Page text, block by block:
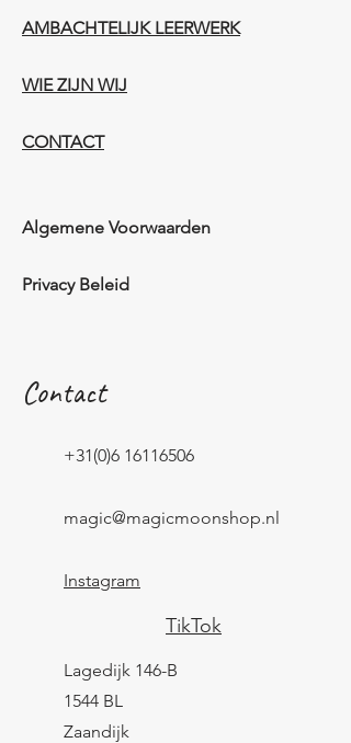
AMBACHTELIJK LEERWERK​
WIE ZIJN WIJ​​
CONTACT
Algemene Voorwaarden
Privacy Beleid
Contact
+31(0)6 16116506
magic@magicmoonshop.nl
Instagram
TikTok
Lagedijk 146-B
1544 BL
Zaandijk